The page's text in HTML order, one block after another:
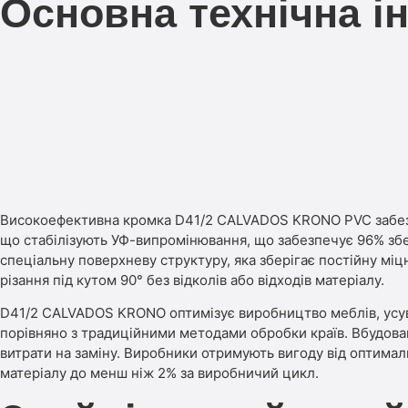
Основна технічна
Високоефективна кромка D41/2 CALVADOS KRONO PVC
що стабілізують УФ-випромінювання, що забезпечує 96%
спеціальну поверхневу структуру, яка зберігає постійну
різання під кутом 90° без відколів або відходів матеріалу.
D41/2 CALVADOS KRONO оптимізує виробництво меблів,
порівняно з традиційними методами обробки країв.
витрати на заміну. Виробники отримують вигоду від
матеріалу до менш ніж 2% за виробничий цикл.